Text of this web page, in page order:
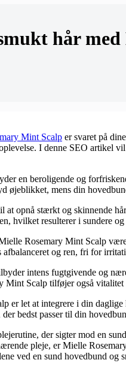
hår
Mint Scalp er svaret på
I denne SEO
en beroligende og
øjeblikket, mens din
at opnå stærkt og skinnende
hvilket resulterer i sundere
Rosemary Mint Scalp
og ren, fri for
intens fugtgivende og
Scalp tilføjer også
er let at integrere i din
bedst passer til din
der sigter mod en
pleje, er Mielle
ved en sund hovedbund og